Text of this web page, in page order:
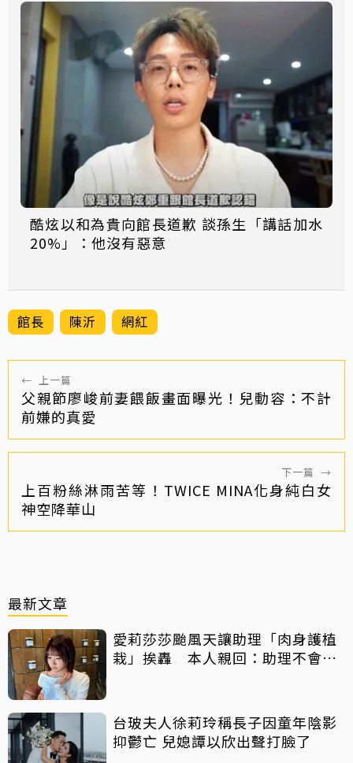
酷炫以和為貴向館長道歉 談孫生「講話加水
20%」：他沒有惡意
館長 陳沂 網紅
← 上一篇
父親節廖峻前妻餵飯畫面曝光！兒動容：不計
前嫌的真愛
下一篇 →
上百粉絲淋雨苦等！TWICE MINA化身純白女
神空降華山
最新文章
愛莉莎莎颱風天讓助理「肉身護植
栽」挨轟 本人親回：助理不會被
台玻夫人徐莉玲稱長子因童年陰影
抑鬱亡 兒媳譚以欣出聲打臉了